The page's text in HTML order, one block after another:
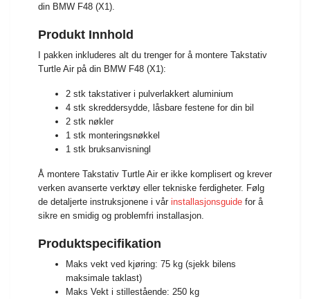
din BMW F48 (X1).
Produkt Innhold
I pakken inkluderes alt du trenger for å montere Takstativ
Turtle Air på din BMW F48 (X1):
2 stk takstativer i pulverlakkert aluminium
4 stk skreddersydde, låsbare festene for din bil
2 stk nøkler
1 stk monteringsnøkkel
1 stk bruksanvisningl
Å montere Takstativ Turtle Air er ikke komplisert og krever
verken avanserte verktøy eller tekniske ferdigheter. Følg
de detaljerte instruksjonene i vår installasjonsguide for å
sikre en smidig og problemfri installasjon.
Produktspecifikation
Maks vekt ved kjøring: 75 kg (sjekk bilens
maksimale taklast)
Maks Vekt i stillestående: 250 kg